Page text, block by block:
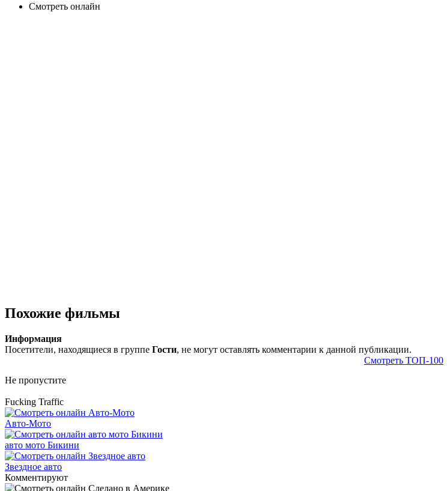
Смотреть онлайн
Похожие фильмы
Информация
Посетители, находящиеся в группе Гости, не могут оставлять комментарии к данной публикации.
Смотреть ТОП-100
Не пропустите
Fucking Traffic
Авто-Мото
авто мото Бикини
Звездное авто
Комментируют